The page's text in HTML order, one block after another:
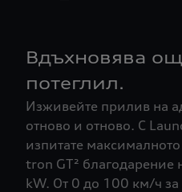
Вдъхновява
потеглил.
Изживейте прилив на
отново и отново. С
изпитате
tron GT² благодарение
kW. От 0 до 100 км/ч